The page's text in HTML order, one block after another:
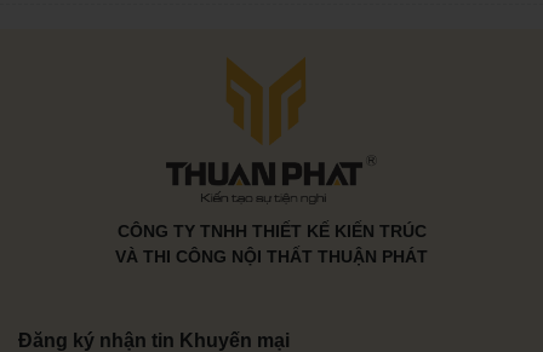
CÔNG TY TNHH THIẾT KẾ KIẾN TRÚC
VÀ THI CÔNG NỘI THẤT THUẬN PHÁT
Đăng ký nhận tin Khuyến mại